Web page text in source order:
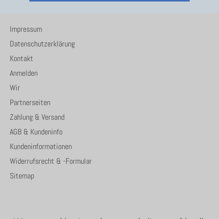
Impressum
Datenschutzerklärung
Kontakt
Anmelden
Wir
Partnerseiten
Zahlung & Versand
AGB & Kundeninfo
Kundeninformationen
Widerrufsrecht & -Formular
Sitemap